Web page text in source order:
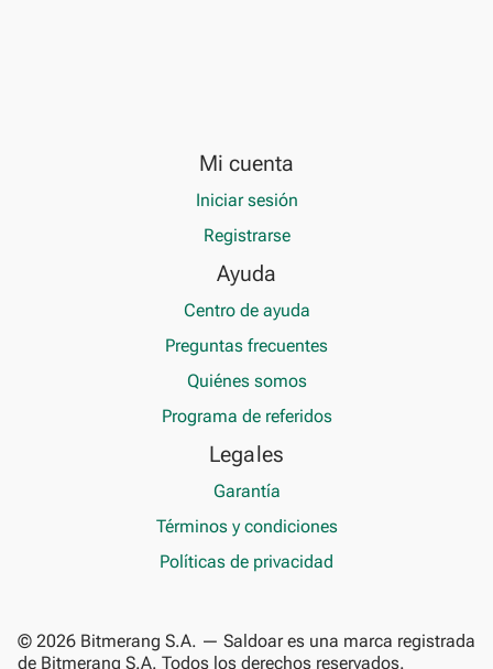
Mi cuenta
Iniciar sesión
Registrarse
Ayuda
Centro de ayuda
Preguntas frecuentes
Quiénes somos
Programa de referidos
Legales
Garantía
Términos y condiciones
Políticas de privacidad
© 2026 Bitmerang S.A. — Saldoar es una marca registrada
de Bitmerang S.A. Todos los derechos reservados.